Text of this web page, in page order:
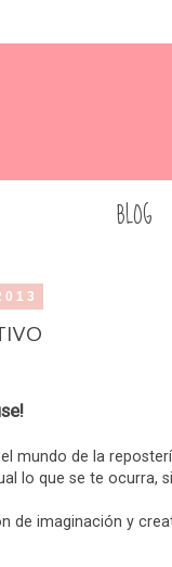
BLOG
mundo de la
lo que se te
de imaginación y